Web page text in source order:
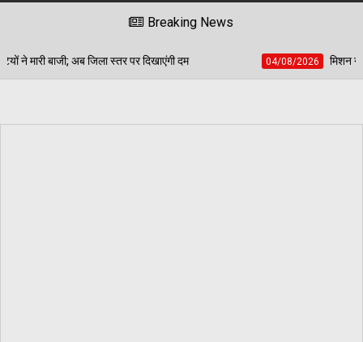
Breaking News
दम 04/08/2026 मिशन नूंह: डबवाली में 9 अगस्त को इनेलो का